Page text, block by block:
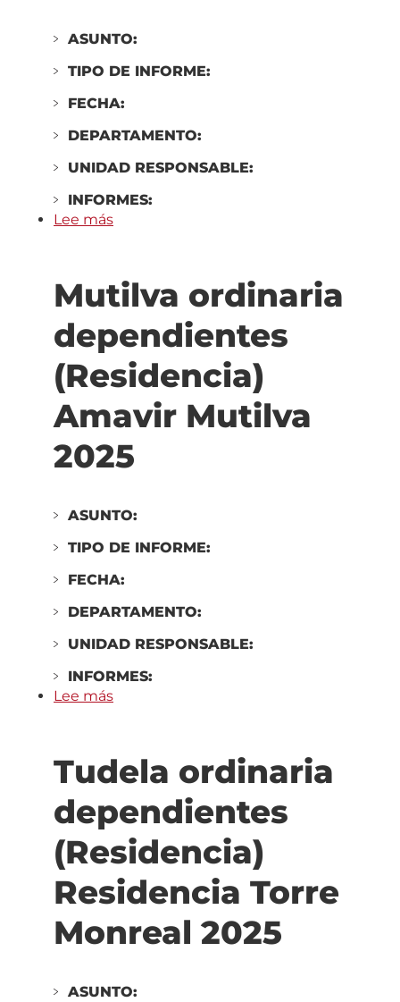
ASUNTO:
TIPO DE INFORME:
FECHA:
DEPARTAMENTO:
UNIDAD RESPONSABLE:
INFORMES:
Lee más
dependientes
(Residencia)
Amavir
Valle
de
Egüés
2025
Mutilva ordinaria
dependientes
(Residencia)
Amavir Mutilva
2025
ASUNTO:
TIPO DE INFORME:
FECHA:
DEPARTAMENTO:
UNIDAD RESPONSABLE:
INFORMES:
Lee más
dependientes
(Residencia)
Amavir
Mutilva
2025
Tudela ordinaria
dependientes
(Residencia)
Residencia Torre
Monreal 2025
ASUNTO: